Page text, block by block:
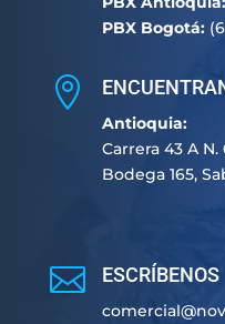
PBX Bogotá:

Antioquia:
Carrera 43 A N.
Bodega 165,
 ESCRÍBENOS